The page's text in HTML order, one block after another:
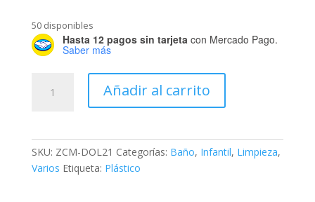
50 disponibles
Hasta 12 pagos sin tarjeta con Mercado Pago.
Saber más
Infantil
Añadir al carrito
SKU: ZCM-DOL21 Categorías: Baño, Infantil, Limpieza,
Varios Etiqueta: Plástico